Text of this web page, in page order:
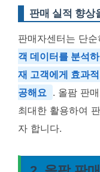
판매 실적 향상
판매자센터는 단
객 데이터를 분석
재 고객에게 효과
공해요
. 올팜 판
최대한 활용하여
자 합니다.